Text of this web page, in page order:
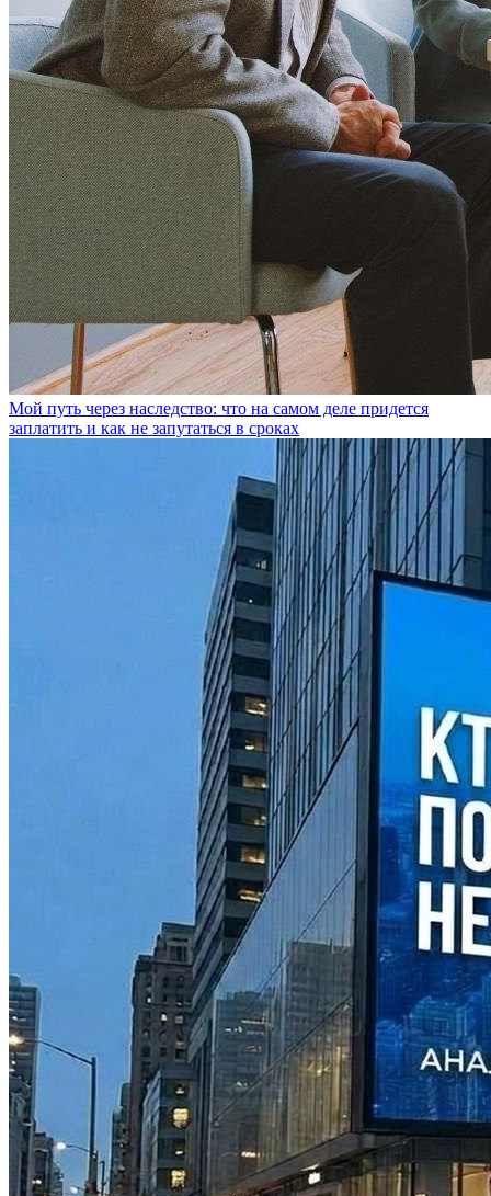
Мой путь через наследство: что на самом деле придется
заплатить и как не запутаться в сроках